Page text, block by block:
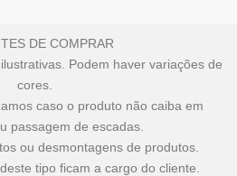
DE COMPRAR
Podem haver variações de
cores.
caso o produto não caiba em
passagem de escadas.
ou desmontagens de produtos.
tipo ficam a cargo do cliente.